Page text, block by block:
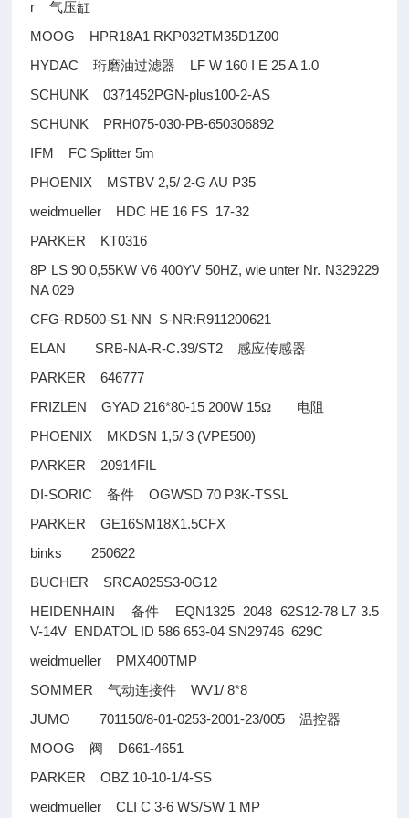
r气压缸
MOOG HPR18A1 RKP032TM35D1Z00
HYDAC珩磨油过滤器
LF W 160 I E 25 A 1.0
SCHUNK 0371452PGN-plus100-2-AS
SCHUNK PRH075-030-PB-650306892
IFM FC Splitter 5m
PHOENIX MSTBV 2,5/ 2-G AU P35
weidmueller HDC HE 16 FS 17-32
PARKER KT0316
8P LS 90 0,55KW V6 400YV 50HZ, wie unter Nr. N329229
NA 029
CFG-RD500-S1-NN S-NR:R911200621
ELAN SRB-NA-R-C.39/ST2感应传感器
PARKER 646777
FRIZLEN GYAD 216*80-15 200W 15Ω 电阻
PHOENIX MKDSN 1,5/ 3 (VPE500)
PARKER 20914FIL
DI-SORIC备件 OGWSD 70 P3K-TSSL
PARKER GE16SM18X1.5CFX
binks 250622
BUCHER SRCA025S3-0G12
HEIDENHAIN 备件 EQN1325 2048 62S12-78 L7 3.5
V-14V ENDATOL ID 586 653-04 SN29746 629C
weidmueller PMX400TMP
SOMMER气动连接件 WV1/ 8*8
JUMO 701150/8-01-0253-2001-23/005温控器
MOOG 阀
D661-4651
PARKER OBZ 10-10-1/4-SS
weidmueller CLI C 3-6 WS/SW 1 MP